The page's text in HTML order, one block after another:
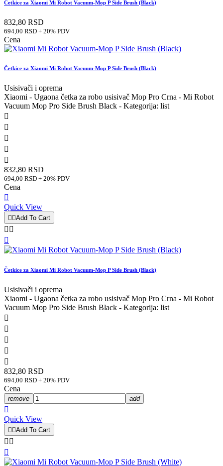
Četkice za Xiaomi Mi Robot Vacuum-Mop P Side Brush (Black)
832,80 RSD
694,00 RSD + 20% PDV
Cena
Četkice za Xiaomi Mi Robot Vacuum-Mop P Side Brush (Black)
Usisivači i oprema
Xiaomi - Ugaona četka za robo usisivač Mop Pro Crna - Mi Robot
Vacuum Mop Pro Side Brush Black - Kategorija: list





832,80 RSD
694,00 RSD + 20% PDV
Cena

Quick View
 Add To Cart
 

Četkice za Xiaomi Mi Robot Vacuum-Mop P Side Brush (Black)
Usisivači i oprema
Xiaomi - Ugaona četka za robo usisivač Mop Pro Crna - Mi Robot
Vacuum Mop Pro Side Brush Black - Kategorija: list





832,80 RSD
694,00 RSD + 20% PDV
Cena
remove add

Quick View
 Add To Cart
 
